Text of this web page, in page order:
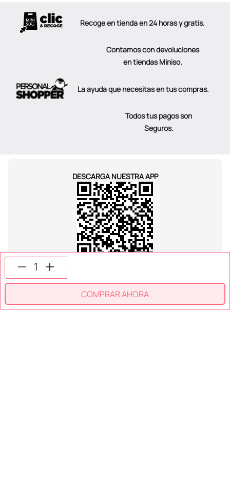
COMPRAR AHORA
Recoge en tienda en 24 horas y gratis.
Contamos con devoluciones
en tiendas Miniso.
La ayuda que necesitas en tus compras.
Todos tus pagos son
Seguros.
DESCARGA NUESTRA APP
SECCIONES